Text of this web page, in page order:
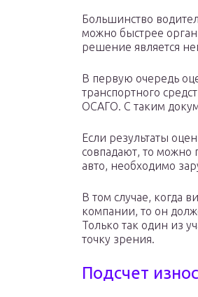
Большинство
можно быстрее
решение является
В первую очередь
транспортного
ОСАГО. С таким
Если результаты
совпадают, то можно
авто, необходимо
В том случае, когда
компании, то он
Только так один из
точку зрения.
Подсчет